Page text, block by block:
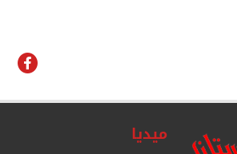
میدیا